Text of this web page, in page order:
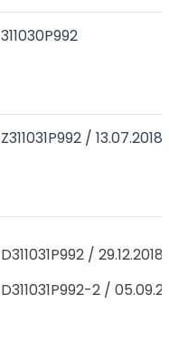
311030P992
Z311031P992 / 13.07.2018
D311031P992 / 29.12.2018
D311031P992-2 /